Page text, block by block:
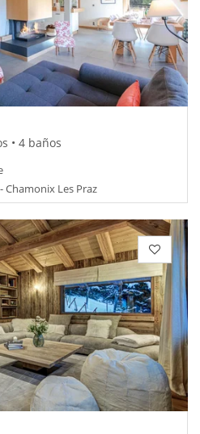
• 4 baños
Les Praz